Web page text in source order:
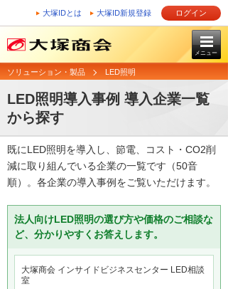
大塚IDとは 大塚ID新規登録 ログイン
メニュー
ソリューション・製品 LED照明
LED照明導入事例 導入企業一覧
から探す
既にLED照明を導入し、節電、コスト・CO2削
減に取り組んでいる企業の一覧です（50音
順）。各企業の導入事例をご覧いただけます。
法人向けLED照明の選び方や価格のご相談な
ど、分かりやすくお答えします。
大塚商会 インサイドビジネスセンター LED相談
室